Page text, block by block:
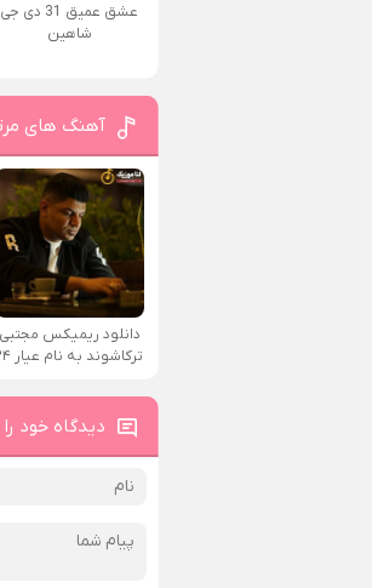
عشق عمیق 31 دی جی
شاهین
آهنگ های
دانلود ریمیکس
ترکاشوند به نام عیار ۲۴
دیدگاه خود